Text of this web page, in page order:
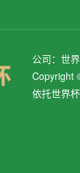
公司：世
Copyright
依托世界